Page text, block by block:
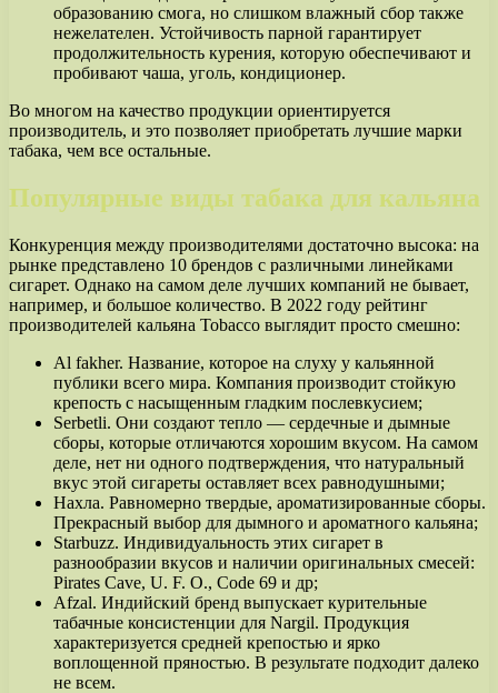
образованию смога, но слишком влажный сбор также
нежелателен. Устойчивость парной гарантирует
продолжительность курения, которую обеспечивают и
пробивают чаша, уголь, кондиционер.
Во многом на качество продукции ориентируется
производитель, и это позволяет приобретать лучшие марки
табака, чем все остальные.
Популярные виды табака для кальяна
Конкуренция между производителями достаточно высока: на
рынке представлено 10 брендов с различными линейками
сигарет. Однако на самом деле лучших компаний не бывает,
например, и большое количество. В 2022 году рейтинг
производителей кальяна Tobacco выглядит просто смешно:
Al fakher. Название, которое на слуху у кальянной
публики всего мира. Компания производит стойкую
крепость с насыщенным гладким послевкусием;
Serbetli. Они создают тепло — сердечные и дымные
сборы, которые отличаются хорошим вкусом. На самом
деле, нет ни одного подтверждения, что натуральный
вкус этой сигареты оставляет всех равнодушными;
Нахла. Равномерно твердые, ароматизированные сборы.
Прекрасный выбор для дымного и ароматного кальяна;
Starbuzz. Индивидуальность этих сигарет в
разнообразии вкусов и наличии оригинальных смесей:
Pirates Cave, U. F. O., Code 69 и др;
Afzal. Индийский бренд выпускает курительные
табачные консистенции для Nargil. Продукция
характеризуется средней крепостью и ярко
воплощенной пряностью. В результате подходит далеко
не всем.